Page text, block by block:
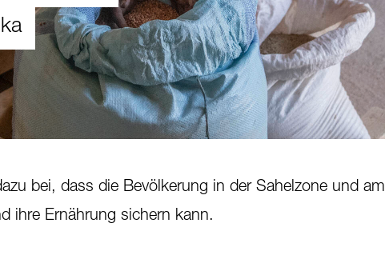
bei, dass die Bevölkerung in der Sahelzone und am
ihre Ernährung sichern kann.